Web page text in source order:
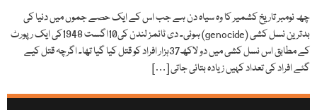
چھ نومبر تاریخ کشمیر کا وہ سیاہ دن ہے جب اس کے ایک حصے جموں میں دنیا کی
بدترین نسل کشی (genocide) ہوئی۔ دی ٹائمز لندن کی10اگست 1948کی ایک رپورٹ
کے مطابق اس نسل کشی میں دو لاکھ37ہزار افراد کو قتل کیا گیا تھا۔ اگرچہ قتل کیے
گئے افراد کی تعداد کہیں زیادہ بتائی جاتی […]